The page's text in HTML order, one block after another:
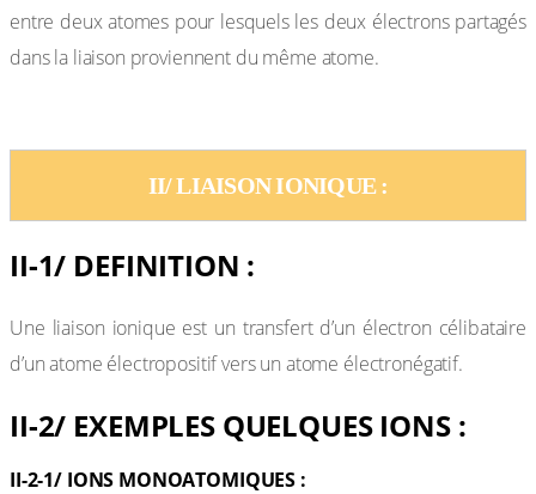
entre deux atomes pour lesquels les deux électrons partagés
dans la liaison proviennent du même atome.
II/ LIAISON IONIQUE :
II-1/ DEFINITION :
Une liaison ionique est un transfert d’un électron célibataire
d’un atome électropositif vers un atome électronégatif.
II-2/ EXEMPLES QUELQUES IONS :
II-2-1/ IONS MONOATOMIQUES :